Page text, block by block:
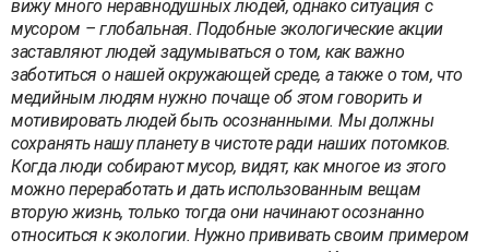
вижу много неравнодушных людей, однако ситуация с
мусором – глобальная. Подобные экологические акции
заставляют людей задумываться о том, как важно
заботиться о нашей окружающей среде, а также о том, что
медийным людям нужно почаще об этом говорить и
мотивировать людей быть осознанными. Мы должны
сохранять нашу планету в чистоте ради наших потомков.
Когда люди собирают мусор, видят, как многое из этого
можно переработать и дать использованным вещам
вторую жизнь, только тогда они начинают осознанно
относиться к экологии. Нужно прививать своим примером